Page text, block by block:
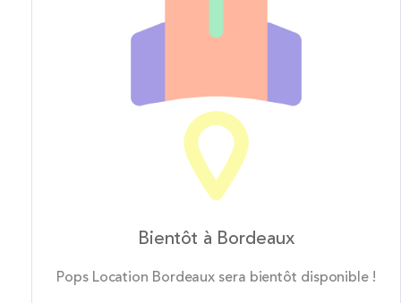
Bientôt à Bordeaux
Pops Location Bordeaux sera bientôt disponible !